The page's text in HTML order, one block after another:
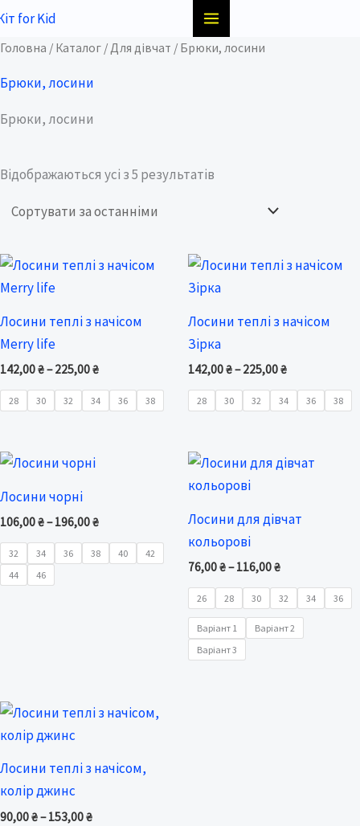
Перейти
вмісту
Головна / Каталог / Для дівчат / Брюки, лосини
Брюки, лосини
Брюки, лосини
Відображаються усі з 5 результатів
Sorted
by
Лосини теплі з начісом
Merry life
142,00₴– 225,00₴
Price
225,00 ₴
28 30 32 34 36 38
Лосини теплі з начісом
Зірка
142,00₴– 225,00₴
Price
225,00 ₴
28 30 32 34 36 38
Лосини чорні
106,00₴– 196,00₴196,00 ₴
32 34 36 38 40
42
44
46
Лосини для дівчат
кольорові
76,00₴– 116,00₴
Price
range:
116,00 ₴
26 28 30 32 34 36
Варіант 1
Варіант 2
Варіант 3
Лосини теплі з начісом,
колір джинс
90,00₴– 153,00₴
Price
153,00 ₴